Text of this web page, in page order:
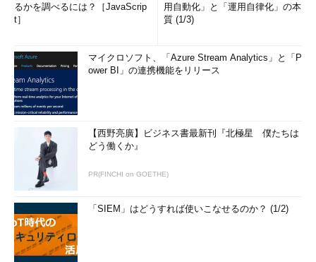
るかを調べるには？［JavaScrip
t］
用自動化」と「運用自律化」の本
質 (1/3)
マイクロソフト、「Azure Stream Analytics」と「P
ower BI」の連携機能をリリース
【西野亮廣】ビジネス書最新刊『北極星 僕たちは
どう働くか』
PR(FINCHI on GOETHE)
「SIEM」はどうすれば使いこなせるのか？ (1/2)